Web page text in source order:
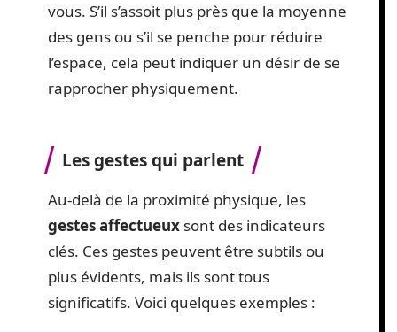
vous. S’il s’assoit plus près que la moyenne
des gens ou s’il se penche pour réduire
l’espace, cela peut indiquer un désir de se
rapprocher physiquement.
Les gestes qui parlent
Au-delà de la proximité physique, les
gestes affectueux sont des indicateurs
clés. Ces gestes peuvent être subtils ou
plus évidents, mais ils sont tous
significatifs. Voici quelques exemples :